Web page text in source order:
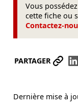
Vous
cette fiche ou
Contactez-
PARTAGER
Dernière mise à